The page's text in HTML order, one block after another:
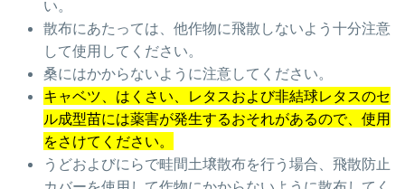
い。
散布にあたっては、他作物に飛散しないよう十分注意
して使用してください。
桑にはかからないように注意してください。
キャベツ、はくさい、レタスおよび非結球レタスのセ
ル成型苗には薬害が発生するおそれがあるので、使用
をさけてください。
うどおよびにらで畦間土壌散布を行う場合、飛散防止